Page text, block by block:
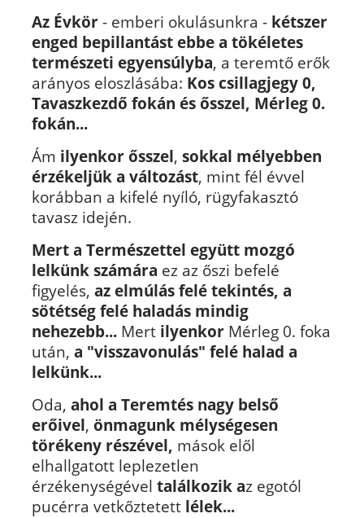
Az Évkör - emberi okulásunkra - kétszer
enged bepillantást ebbe a tökéletes
természeti egyensúlyba, a teremtő erők
arányos eloszlásába: Kos csillagjegy 0,
Tavaszkezdő fokán és ősszel, Mérleg 0.
fokán...
Ám ilyenkor ősszel, sokkal mélyebben
érzékeljük a változást, mint fél évvel
korábban a kifelé nyíló, rügyfakasztó
tavasz idején.
Mert a Természettel együtt mozgó
lelkünk számára ez az őszi befelé
figyelés, az elmúlás felé tekintés, a
sötétség felé haladás mindig
nehezebb... Mert ilyenkorMérleg 0. foka
után, a "visszavonulás" felé halad a
lelkünk...
Oda, ahol a Teremtés nagy belső
erőivel, önmagunk mélységesen
törékeny részével, mások elől
elhallgatott leplezetlen
érzékenységével találkozik az egotól
pucérra vetkőztetett lélek...